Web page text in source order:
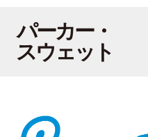
パーカー・
スウェット